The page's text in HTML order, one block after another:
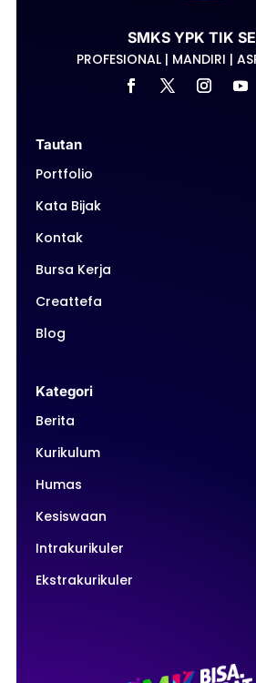
SMKS YPK TIK
PROFESIONAL | MANDIRI |
Tautan
Portfolio
Kata Bijak
Kontak
Bursa Kerja
Creattefa
Blog
Kategori
Berita
Kurikulum
Humas
Kesiswaan
Intrakurikuler
Ekstrakurikuler